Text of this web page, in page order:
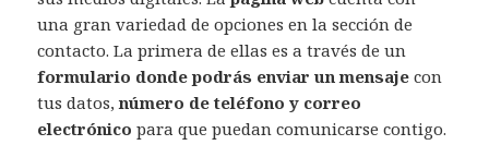
una gran variedad de opciones en la sección de
contacto. La primera de ellas es a través de un
formulario donde podrás enviar un mensaje con
tus datos,número de teléfono y correo
electrónico para que puedan comunicarse contigo.